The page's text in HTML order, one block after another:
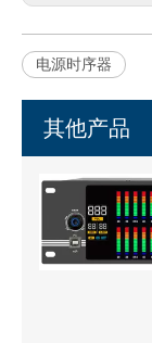
电源时序器
其他产品